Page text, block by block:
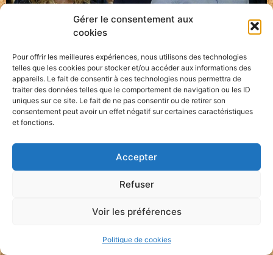
Gérer le consentement aux
cookies
Pour offrir les meilleures expériences, nous utilisons des technologies
telles que les cookies pour stocker et/ou accéder aux informations des
appareils. Le fait de consentir à ces technologies nous permettra de
traiter des données telles que le comportement de navigation ou les ID
uniques sur ce site. Le fait de ne pas consentir ou de retirer son
consentement peut avoir un effet négatif sur certaines caractéristiques
et fonctions.
Accepter
Refuser
Voir les préférences
Politique de cookies
Zelinsky revient enfin du
G7 avec un avion de
chasse, mais ce n’est pas un
F-16.
20 mai 2023